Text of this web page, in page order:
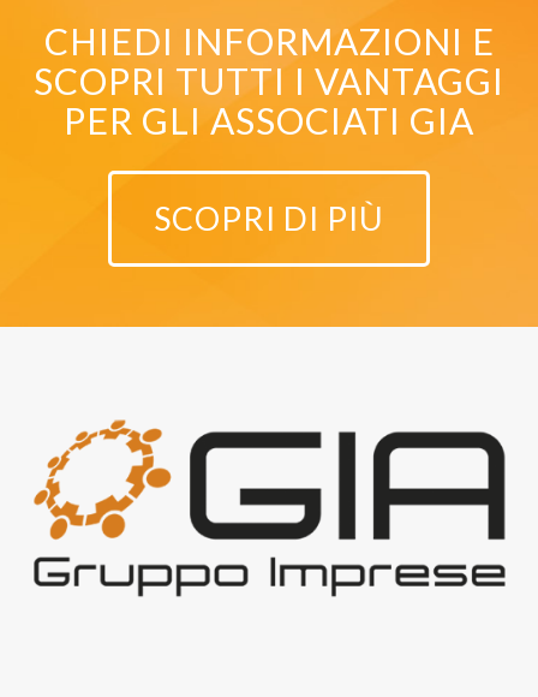
CHIEDI INFORMAZIONI E
SCOPRI TUTTI I VANTAGGI
PER GLI ASSOCIATI GIA
SCOPRI DI PIÙ